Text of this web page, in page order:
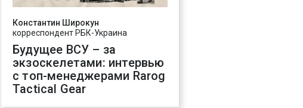
Константин Широкун
корреспондент РБК-Украина
Будущее ВСУ – за
экзоскелетами: интервью
с топ-менеджерами Rarog
Tactical Gear